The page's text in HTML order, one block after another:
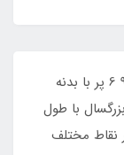
خرید ارزان ترین مبل شنی الیاف و ابر قطر 90 6 پر با بدنه
با طول
نقاط مختلف